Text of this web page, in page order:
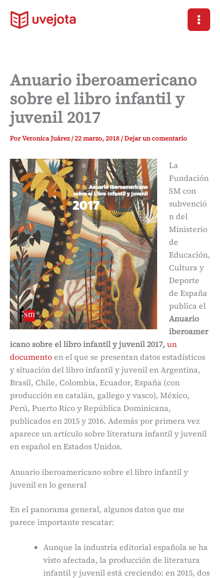
contenido
Anuario iberoamericano
sobre el libro infantil y
juvenil 2017
PorVeronica Juárez/22 marzo, 2018/Dejar un comentario
La
Fundación
SM con
subvenció
n del
Ministerio
de
Educación,
Cultura y
Deporte
de España
publica el
Anuario
iberoamer
icano sobre el libro infantil y juvenil 2017, un
documentoen el que se presentan datos estadísticos
y situación del libro infantil y juvenil en Argentina,
Brasil, Chile, Colombia, Ecuador, España (con
producción en catalán, gallego y vasco), México,
Perú, Puerto Rico y República Dominicana,
publicados en 2015 y 2016. Además por primera vez
aparece un artículo sobre literatura infantil y juvenil
en español en Estados Unidos.
Anuario iberoamericano sobre el libro infantil y
juvenil en lo general
En el panorama general, algunos datos que me
parece importante rescatar:
Aunque la industria editorial española se ha
visto afectada, la producción de literatura
infantil y juvenil está creciendo: en 2015, dos